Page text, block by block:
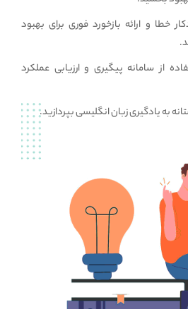
خطا و ارائه بازخورد فوری برای بهبود
از سامانه پیگیری و ارزیابی عملکرد
به یادگیری زبان انگلیسی بپردازید.